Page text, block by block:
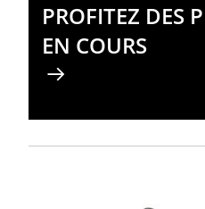
PROFITEZ DES
EN COURS